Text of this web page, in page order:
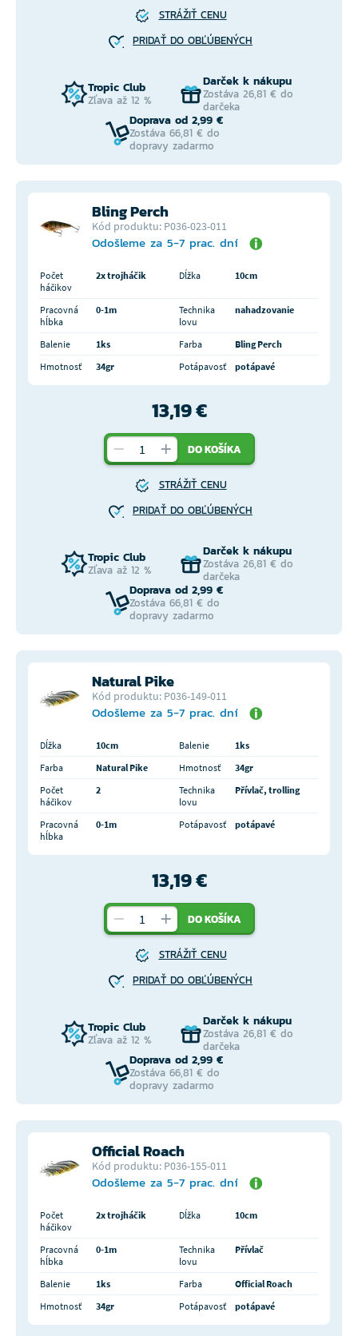
STRÁŽIŤ CENU
PRIDAŤ DO OBĽÚBENÝCH
Tropic Club
Zľava až 12 %
Darček k nákupu
Zostáva 26,81 € do
darčeka
Doprava od 2,99 €
Zostáva 66,81 € do
dopravy zadarmo
Bling Perch
Kód produktu: P036-023-011
Odošleme za 5-7 prac. dní
Počet
háčikov
2x trojháčik Dĺžka 10cm
Pracovná
hĺbka
0-1m
Technika
lovu
nahadzovanie
Balenie 1ks Farba
Bling Perch
Hmotnosť
34gr Potápavosť potápavé
13,19 €
DO KOŠÍKA
STRÁŽIŤ CENU
PRIDAŤ DO OBĽÚBENÝCH
Tropic Club
Zľava až 12 %
Darček k nákupu
Zostáva 26,81 € do
darčeka
Doprava od 2,99 €
Zostáva 66,81 € do
dopravy zadarmo
Natural Pike
Kód produktu: P036-149-011
Odošleme za 5-7 prac. dní
Dĺžka 10cm Balenie
1ks
Farba
Natural Pike Hmotnosť
34gr
Počet
háčikov
2
Technika
lovu
Přívlač, trolling
Pracovná
hĺbka
0-1m Potápavosť potápavé
13,19 €
DO KOŠÍKA
STRÁŽIŤ CENU
PRIDAŤ DO OBĽÚBENÝCH
Tropic Club
Zľava až 12 %
Darček k nákupu
Zostáva 26,81 € do
darčeka
Doprava od 2,99 €
Zostáva 66,81 € do
dopravy zadarmo
Official Roach
Kód produktu: P036-155-011
Odošleme za 5-7 prac. dní
Počet
háčikov
2x trojháčik Dĺžka 10cm
Pracovná
hĺbka
0-1m
Technika
lovu
Přívlač
Balenie 1ks Farba
Official Roach
Hmotnosť
34gr Potápavosť potápavé